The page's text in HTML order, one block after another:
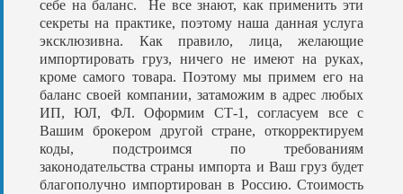
себе на баланс. Не все знают, как применить эти
секреты на практике, поэтому наша данная услуга
эксклюзивна. Как правило, лица, желающие
импортировать груз, ничего не имеют на руках,
кроме самого товара. Поэтому мы примем его на
баланс своей компании, затаможим в адрес любых
ИП, ЮЛ, ФЛ. Оформим СТ-1, согласуем все с
Вашим брокером другой стране, откорректируем
коды, подстроимся по требованиям
законодательства страны импорта и Ваш груз будет
благополучно импортирован в Россию. Стоимость